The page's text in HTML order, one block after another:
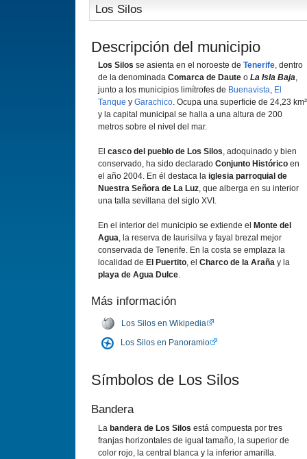
Los Silos
Descripción del municipio
Los Silos se asienta en el noroeste de Tenerife, dentro
de la denominada Comarca de Daute o La Isla Baja,
junto a los municipios limítrofes de Buenavista, El
Tanque y Garachico. Ocupa una superficie de 24,23 km²
y la capital municipal se halla a una altura de 200
metros sobre el nivel del mar.
El casco del pueblo de Los Silos, adoquinado y bien
conservado, ha sido declarado Conjunto Histórico en
el año 2004. En él destaca la iglesia parroquial de
Nuestra Señora de La Luz, que alberga en su interior
una talla sevillana del siglo XVI.
En el interior del municipio se extiende el
Monte del
Agua, la reserva de laurisilva y fayal brezal mejor
conservada de Tenerife. En la costa se emplaza la
localidad de El Puertito, el Charco de la Araña y la
playa de Agua Dulce.
Más información
Los Silos en Wikipedia
Los Silos en Panoramio
Símbolos de Los Silos
Bandera
La bandera de Los Silos está compuesta por tres
franjas horizontales de igual tamaño, la superior de
color rojo, la central blanca y la inferior amarilla.